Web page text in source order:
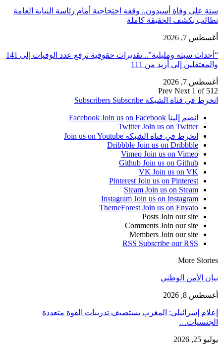
سنة على وفاة أسيدون.. وقفة احتجاجية أمام رئاسة النيابة العامة
تطالب بكشف الحقيقة كاملة
أغسطس 7, 2026
“أحداث سبتة ومليلية”.. تقديرات حقوقية ترفع عدد الوفيات إلى 141
والمعتقلين إلى أزيد من 111
أغسطس 7, 2026
Prev Next 1 of 512
انخرط في قناة الشبكة
Subscribers Subscribe
انضم إلينا Facebook Join us on Facebook
Twitter Join us on Twitter
انخرط في قناة الشبكة Join us on Youtube
Dribbble Join us on Dribbble
Vimeo Join us on Vimeo
Github Join us on Github
VK Join us on VK
Pinterest Join us on Pinterest
Steam Join us on Steam
Instagram Join us on Instagram
ThemeForest Join us on Envato
Posts Join our site
Comments Join our site
Members Join our site
RSS Subscribe our RSS
More Stories
بيان الأمن الوطني
أغسطس 8, 2026
إعلام إسرائيلي: المغرب يستضيف تدريبات القوة متعددة
الجنسيات…
يوليو 25, 2026